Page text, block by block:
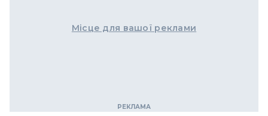
Місце для вашої реклами